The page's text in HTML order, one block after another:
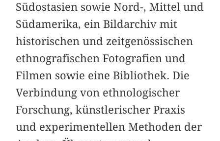
Südostasien sowie Nord-, Mittel und
Südamerika, ein Bildarchiv mit
historischen und zeitgenössischen
ethnografischen Fotografien und
Filmen sowie eine Bibliothek. Die
Verbindung von ethnologischer
Forschung, künstlerischer Praxis
und experimentellen Methoden der